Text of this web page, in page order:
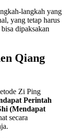
langkah yang
yang tetap harus
dipaksakan
Qiang
Zi Ping
Perintah
(Mendapat
secara